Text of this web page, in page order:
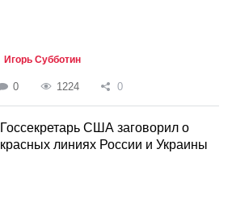
Игорь Субботин
0 1224 0
Госсекретарь США заговорил о
красных линиях России и Украины